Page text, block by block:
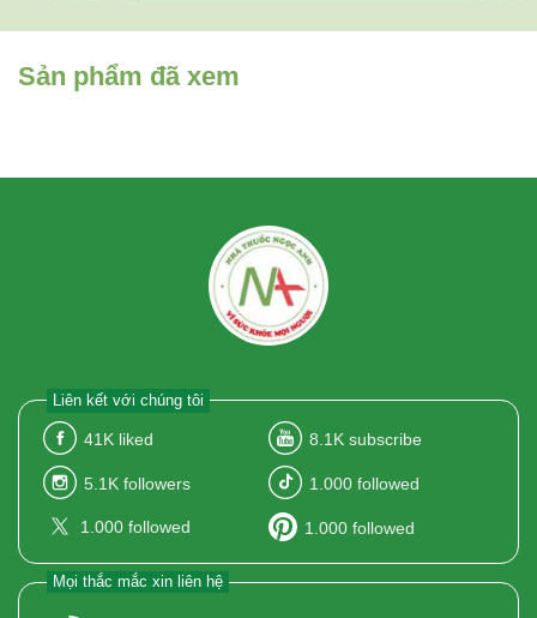
Sản phẩm đã xem
Liên kết với chúng tôi
41K liked 8.1K subscribe
5.1K followers 1.000 followed
1.000 followed 1.000 followed
Mọi thắc mắc xin liên hệ